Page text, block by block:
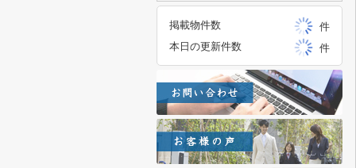
掲載物件数
件
本日の更新件数
件